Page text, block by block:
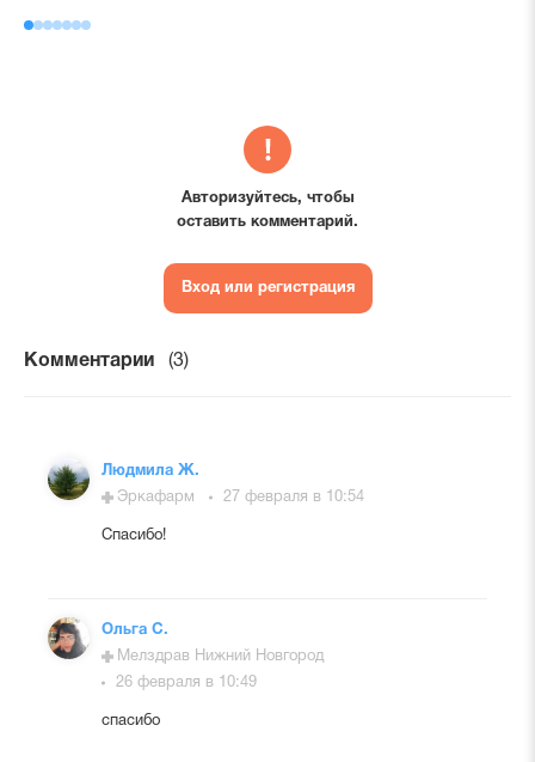
Авторизуйтесь, чтобы
оставить комментарий.
Вход или регистрация
Комментарии (3)
Людмила Ж.
Эркафарм
27 февраля в 10:54
Спасибо!
Ольга С.
Мелздрав Нижний Новгород
26 февраля в 10:49
спасибо